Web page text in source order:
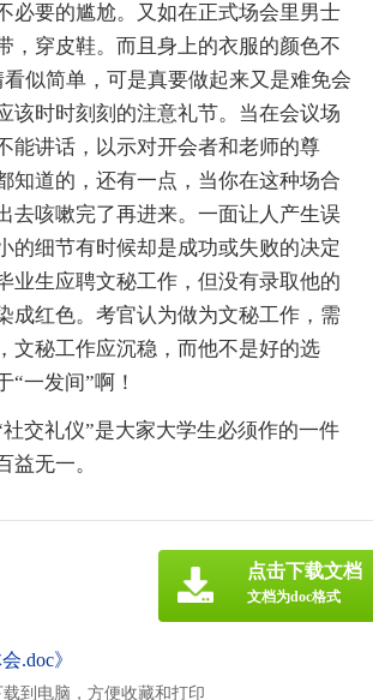
必要的尴尬。又如在正式场会里男士
，穿皮鞋。而且身上的衣服的颜色不
似简单，可是真要做起来又是难免会
该时时刻刻的注意礼节。当在会议场
能讲话，以示对开会者和老师的尊
知道的，还有一点，当你在这种场合
去咳嗽完了再进来。一面让人产生误
的细节有时候却是成功或失败的决定
业生应聘文秘工作，但没有录取他的
成红色。考官认为做为文秘工作，需
文秘工作应沉稳，而他不是好的选
“一发间”啊！
交礼仪”是大家大学生必须作的一件
益无一。
.doc》
到电脑，方便收藏和打印
点击下载文档
文档为doc格式